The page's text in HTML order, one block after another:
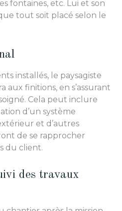
fontaines, etc. Lui et son
tout soit placé selon le
installés, le paysagiste
aux finitions, en s’assurant
Cela peut inclure
d’un système
et d’autres
de se rapprocher
du client.
des travaux